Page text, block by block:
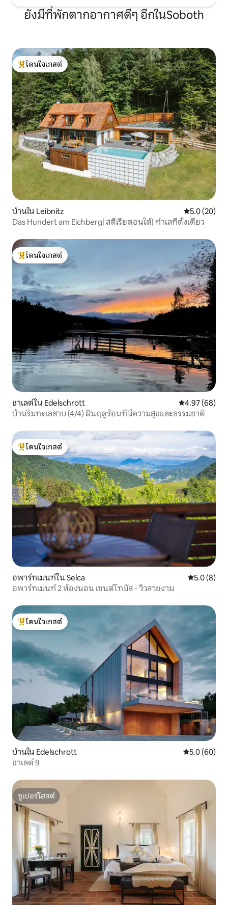
ยังมีที่พักตากอากาศดีๆ อีกในSoboth
โดนใจเกสต์ที่สุด
โดนใจเกสต์
บ้านใน Leibnitz คะแนนเฉลี่ย
5.0 (20)
Das Hundert am Eichberg| สตีเรียตอนใต้| ทำเลที่ตั้งเดี่ยว
โดนใจเกสต์ที่สุด
โดนใจเกสต์
ชาเลต์ใน Edelschrott คะแนนเฉลี่ย
4.97 (68)
บ้านริมทะเลสาบ (4/4) ฝันฤดูร้อนที่มีความสุขและธรรมชาติ
โดนใจเกสต์ที่สุด
โดนใจเกสต์
อพาร์ทเมนท์ใน Selca คะแนนเฉลี่
5.0 (8)
อพาร์ทเมนท์ 2 ห้องนอน เซนต์โทมัส - วิวสวยงาม
โดนใจเกสต์ที่สุด
โดนใจเกสต์
บ้านใน Edelschrott คะแนนเฉลี่ย
5.0 (60)
ชาเลต์ 9
ซูเปอร์โฮสต์
ซูเปอร์โฮสต์